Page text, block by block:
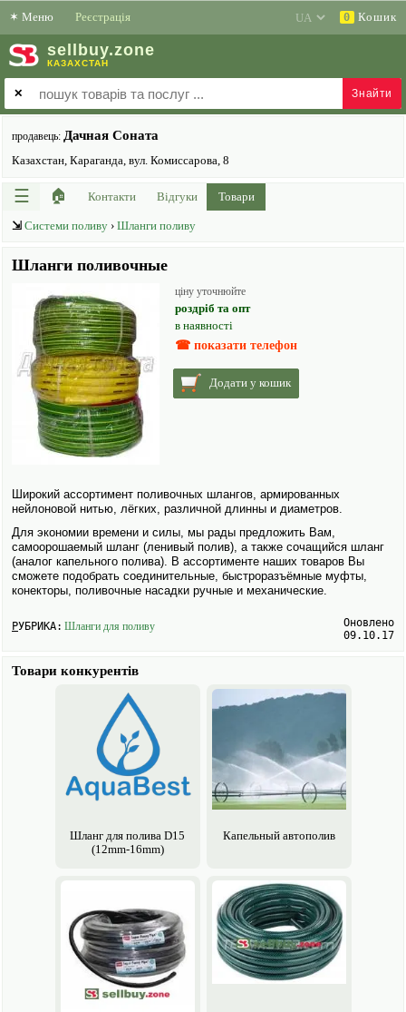
✶ Меню Реєстрація 0 Кошик
sell buy.zone
КАЗАХСТАН
✕
продавець: Дачная Соната
Казахстан, Караганда, вул. Комиссарова, 8
☰ 🏠 Контакти Відгуки Товари
⇲ Системи поливу › Шланги поливу
Шланги поливочные
ціну уточнюйте
роздріб та опт
в наявності
☎ показати телефон
Додати у кошик
Широкий ассортимент поливочных шлангов, армированных
нейлоновой нитью, лёгких, различной длинны и диаметров.
Для экономии времени и силы, мы рады предложить Вам,
самоорошаемый шланг (ленивый полив), а также сочащийся шланг
(аналог капельного полива). В ассортименте наших товаров Вы
сможете подобрать соединительные, быстроразъёмные муфты,
конекторы, поливочные насадки ручные и механические.
РУБРИКА: Шланги для поливу
Оновлено
09.10.17
Товари конкурентів
Шланг для полива D15
(12mm-16mm)
Капельный авто­полив